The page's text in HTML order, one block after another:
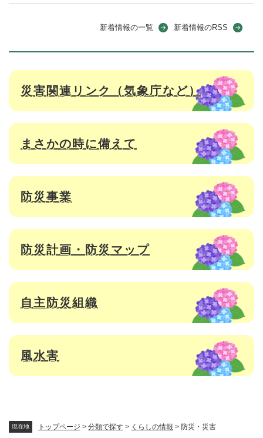
現在地 トップページ > 分類で探す > くらしの情報 > 防災・災害
新着情報の一覧 新着情報のRSS
災害関連リンク（気象庁など）
まさかの時に備えて
防災事業
防災計画・防災マップ
自主防災組織
風水害